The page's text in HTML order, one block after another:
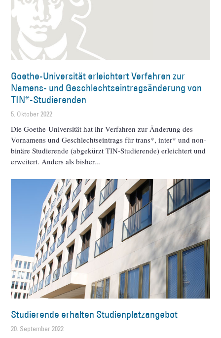
Goethe-Universität erleichtert Verfahren zur
Namens- und Geschlechtseintragsänderung von
TIN*-Studierenden
5. Oktober 2022
Die Goethe-Universität hat ihr Verfahren zur Änderung des
Vornamens und Geschlechtseintrags für trans*, inter* und non-
binäre Studierende (abgekürzt TIN-Studierende) erleichtert und
erweitert. Anders als bisher
Studierende erhalten Studienplatzangebot
20. September 2022